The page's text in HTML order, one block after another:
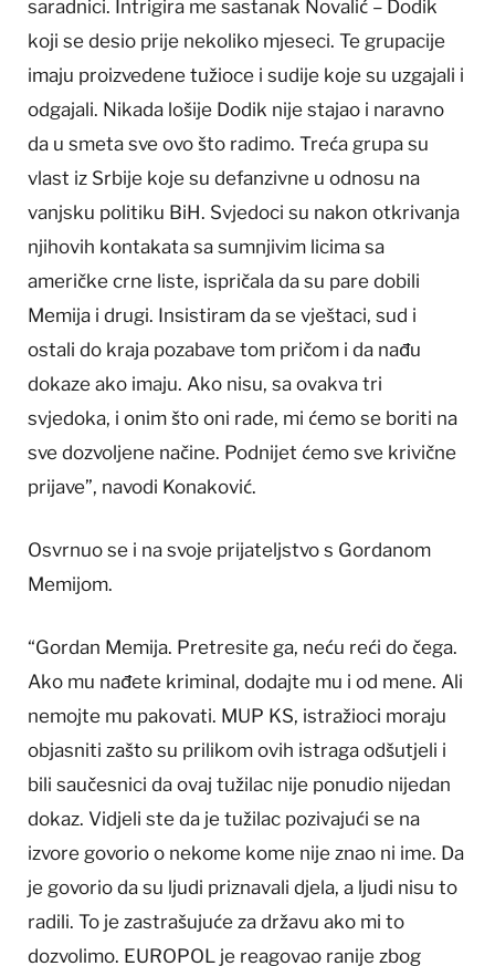
saradnici. Intrigira me sastanak Novalić – Dodik
koji se desio prije nekoliko mjeseci. Te grupacije
imaju proizvedene tužioce i sudije koje su uzgajali i
odgajali. Nikada lošije Dodik nije stajao i naravno
da u smeta sve ovo što radimo. Treća grupa su
vlast iz Srbije koje su defanzivne u odnosu na
vanjsku politiku BiH. Svjedoci su nakon otkrivanja
njihovih kontakata sa sumnjivim licima sa
američke crne liste, ispričala da su pare dobili
Memija i drugi. Insistiram da se vještaci, sud i
ostali do kraja pozabave tom pričom i da nađu
dokaze ako imaju. Ako nisu, sa ovakva tri
svjedoka, i onim što oni rade, mi ćemo se boriti na
sve dozvoljene načine. Podnijet ćemo sve krivične
prijave”, navodi Konaković.
Osvrnuo se i na svoje prijateljstvo s Gordanom
Memijom.
“Gordan Memija. Pretresite ga, neću reći do čega.
Ako mu nađete kriminal, dodajte mu i od mene. Ali
nemojte mu pakovati. MUP KS, istražioci moraju
objasniti zašto su prilikom ovih istraga odšutjeli i
bili saučesnici da ovaj tužilac nije ponudio nijedan
dokaz. Vidjeli ste da je tužilac pozivajući se na
izvore govorio o nekome kome nije znao ni ime. Da
je govorio da su ljudi priznavali djela, a ljudi nisu to
radili. To je zastrašujuće za državu ako mi to
dozvolimo. EUROPOL je reagovao ranije zbog